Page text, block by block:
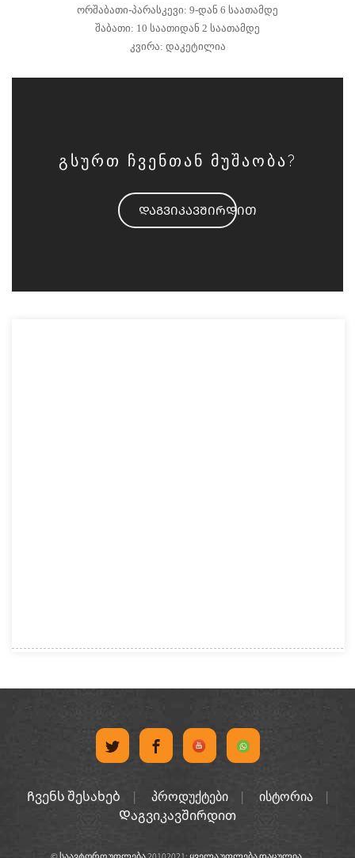
ორშაბათი-პარასკევი: 9-დან 6 საათამდე
შაბათი: 10 საათიდან 2 საათამდე
კვირა: დაკეტილია
გსურთ ჩვენთან მუშაობა?
ᲓᲐᲒᲕᲘᲙᲐᲕᲨᲘᲠᲓᲘᲗ
Ჩვენს შესახებ პროდუქტები
ისტორია
Დაგვიკავშირდით